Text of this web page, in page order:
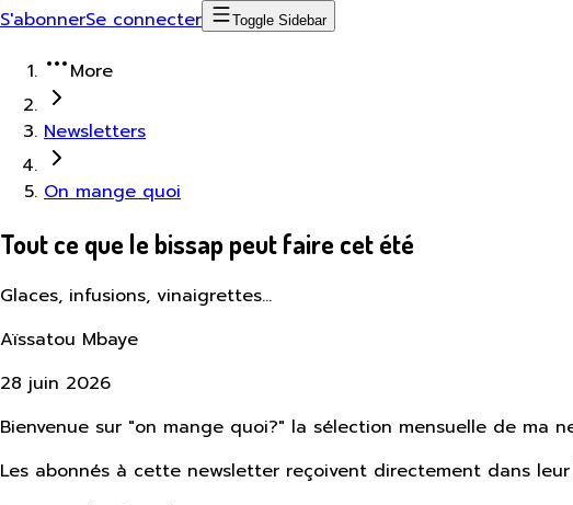
S'abonnerSe connecter Toggle Sidebar
More
Newsletters
On mange quoi
Tout ce que le bissap peut faire cet été
Glaces, infusions, vinaigrettes…
Aïssatou Mbaye
28 juin 2026
Bienvenue sur "on mange quoi?" la sélection mensuelle de ma
Les abonnés à cette newsletter reçoivent directement dans